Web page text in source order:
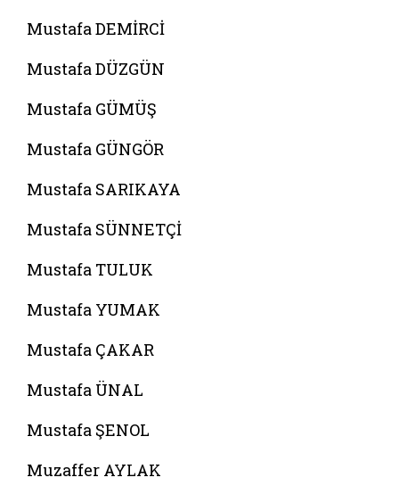
Mustafa DEMİRCİ
Mustafa DÜZGÜN
Mustafa GÜMÜŞ
Mustafa GÜNGÖR
Mustafa SARIKAYA
Mustafa SÜNNETÇİ
Mustafa TULUK
Mustafa YUMAK
Mustafa ÇAKAR
Mustafa ÜNAL
Mustafa ŞENOL
Muzaffer AYLAK